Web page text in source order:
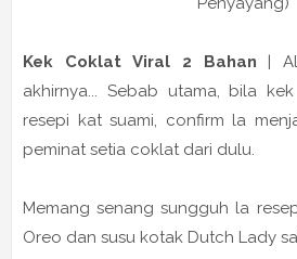
Kek Coklat Viral 2 Bahan |
akhirnya... Sebab utama, bila
resepi kat suami, confirm la
peminat setia coklat dari dulu.
Memang senang sungguh la
Oreo dan susu kotak Dutch Lady